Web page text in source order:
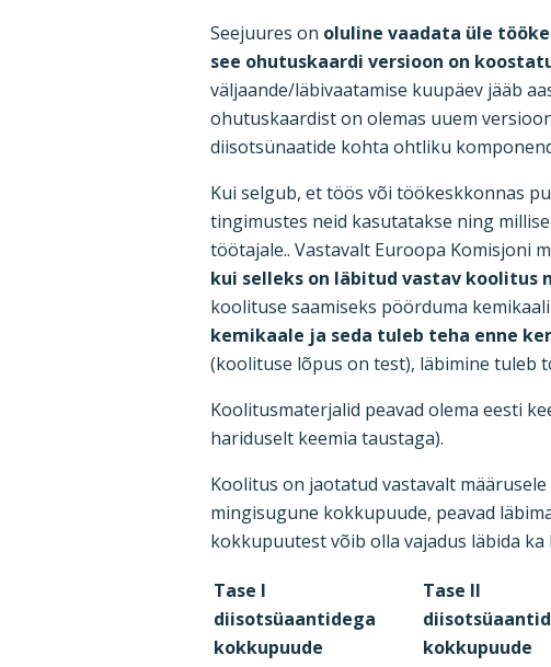
Seejuures on oluline vaadata üle
see ohutuskaardi versioon on
väljaande/läbivaatamise kuupäev jääb
ohutuskaardist on olemas uuem
diisotsünaatide kohta ohtliku
Kui selgub, et töös või töökeskkonnas
tingimustes neid kasutatakse ning
töötajale.. Vastavalt Euroopa Komisjoni
kui selleks on läbitud vastav
koolituse saamiseks pöörduma
kemikaale ja seda tuleb teha enne
(koolituse lõpus on test), läbimine tuleb
Koolitusmaterjalid peavad olema eesti
hariduselt keemia taustaga).
Koolitus on jaotatud vastavalt
mingisugune kokkupuude, peavad
kokkupuutest võib olla vajadus läbida
Tase I
diisotsüaantidega
kokkupuude
Tase II
kokkupuude